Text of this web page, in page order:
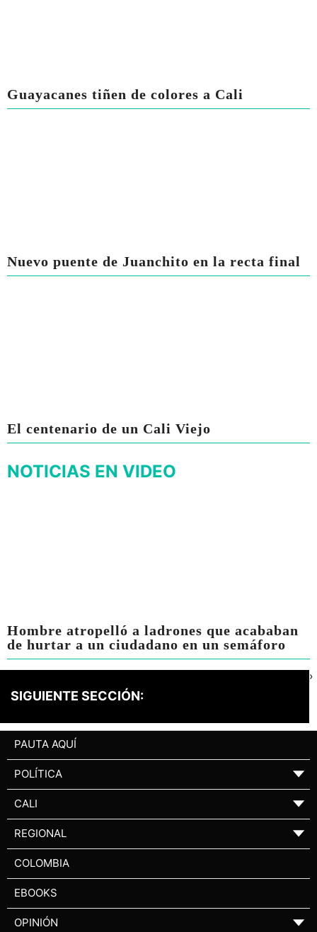
Guayacanes tiñen de colores a Cali
Nuevo puente de Juanchito en la recta final
El centenario de un Cali Viejo
NOTICIAS EN VIDEO
Hombre atropelló a ladrones que acababan
de hurtar a un ciudadano en un semáforo
SIGUIENTE SECCIÓN:
›
PAUTA AQUÍ
POLÍTICA ▼
CALI ▼
REGIONAL ▼
COLOMBIA
EBOOKS
OPINIÓN ▼